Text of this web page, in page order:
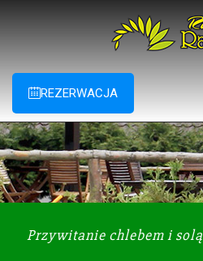
REZERWACJA
Przywitanie chlebem i solą